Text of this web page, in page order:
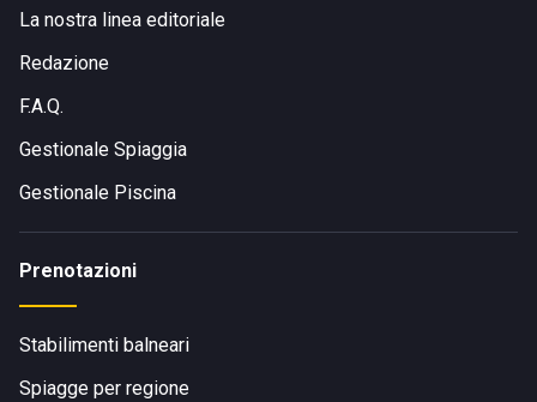
La nostra linea editoriale
Redazione
F.A.Q.
Gestionale Spiaggia
Gestionale Piscina
Prenotazioni
Stabilimenti balneari
Spiagge per regione